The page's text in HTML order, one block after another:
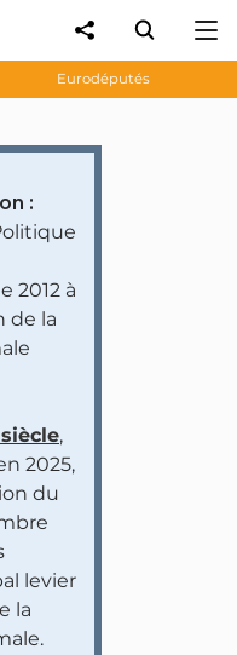
Eurodéputés
:
2012 à
de la
,
2025,
du
levier
la